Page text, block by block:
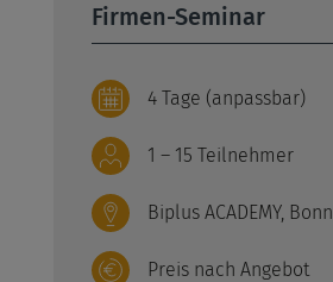
Firmen-Seminar
4 Tage (anpassbar)
1 – 15 Teilnehmer
Biplus ACADEMY, Bonn
Preis nach Angebot